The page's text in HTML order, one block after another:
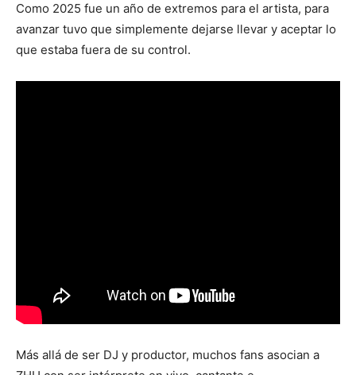
Como 2025 fue un año de extremos para el artista, para
avanzar tuvo que simplemente dejarse llevar y aceptar lo
que estaba fuera de su control.
Más allá de ser DJ y productor, muchos fans asocian a